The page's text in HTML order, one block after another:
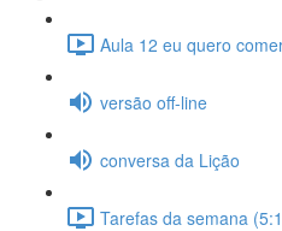
Aula 12 eu quero
versão off-line
conversa da Lição
Tarefas da semana